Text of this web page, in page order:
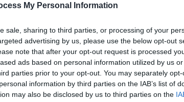
My Personal Information
sale, sharing to third parties, or processing of your
advertising by us, please use the below opt-out
note that after your opt-out request is processed
ads based on personal information utilized by us
parties prior to your opt-out. You may separately
information by third parties on the IAB’s list of
may also be disclosed by us to third parties on the
jadernou
vztah
velice osudově
popřípadě
Velice